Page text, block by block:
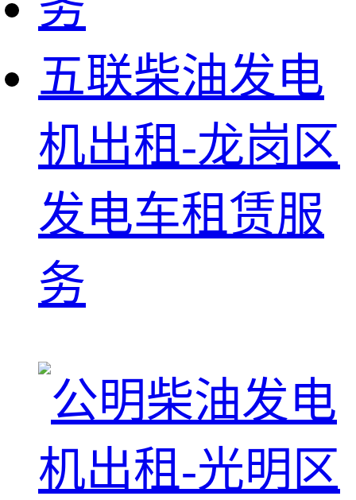
五联柴油发电
机出租-龙岗区
发电车租赁服
务